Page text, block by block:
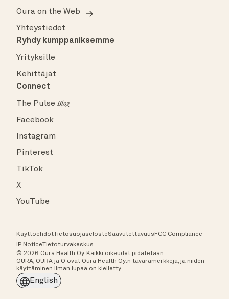
Oura on the Web
Yhteystiedot
Ryhdy kumppaniksemme
Yrityksille
Kehittäjät
Connect
The PulseBlog
Facebook
Instagram
Pinterest
TikTok
X
YouTube
KäyttöehdotTietosuojaselosteSaavutettavuus FCC Compliance
IP NoticeTietoturvakeskus
© 2026 Oura Health Oy. Kaikki oikeudet pidätetään.
ŌURA, OURA ja Ō ovat Oura Health Oy:n tavaramerkkejä, ja niiden
käyttäminen ilman lupaa on kielletty.
English